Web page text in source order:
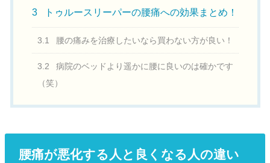
3 トゥルースリーパーの腰痛への効果まとめ！
3.1 腰の痛みを治療したいなら買わない方が良い！
3.2
病院のベッドより遥かに腰に良いのは確かです
（笑）
腰痛が悪化する人と良くなる人の違い